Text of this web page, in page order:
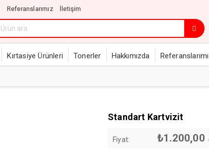
Referanslarımız İletişim
Kırtasiye Ürünleri Tonerler Hakkımızda
Standart Kartvizit
Fiyat: ₺1.200,00